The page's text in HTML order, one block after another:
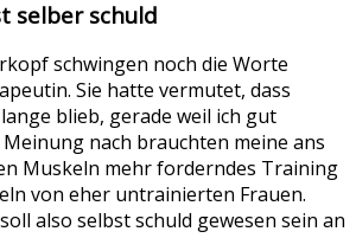
selber schuld
schwingen noch die Worte
Sie hatte vermutet, dass
blieb, gerade weil ich gut
nach brauchten meine ans
Muskeln mehr forderndes Training
von eher untrainierten Frauen.
also selbst schuld gewesen sein an